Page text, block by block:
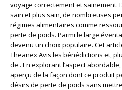
voyage correctement et sainement.
sain et plus sain, de nombreuses
régimes alimentaires comme
perte de poids. Parmi le large
devenu un choix populaire. Cet
Theanex Avis les bénédictions et,
de . En explorant l’aspect
aperçu de la façon dont ce produit
désirs de perte de poids sans